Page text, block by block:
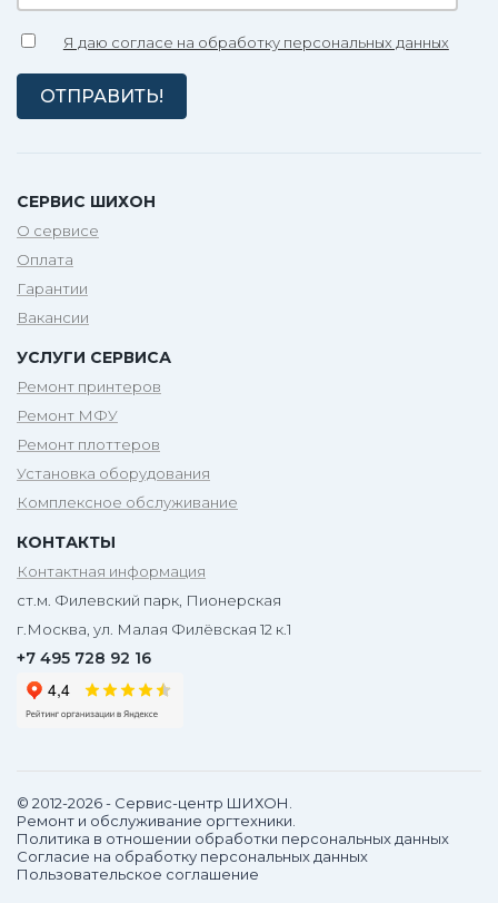
Я даю согласе на обработку персональных данных
СЕРВИС ШИХОН
О сервисе
Оплата
Гарантии
Вакансии
УСЛУГИ СЕРВИСА
Ремонт принтеров
Ремонт МФУ
Ремонт плоттеров
Установка оборудования
Комплексное обслуживание
КОНТАКТЫ
Контактная информация
ст.м. Филевский парк, Пионерская
г.Москва, ул. Малая Филёвская 12 к.1
+7 495 728 92 16
© 2012-2026 - Сервис-центр ШИХОН.
Ремонт и обслуживание оргтехники.
Политика в отношении обработки персональных данных
Согласие на обработку персональных данных
Пользовательское соглашение